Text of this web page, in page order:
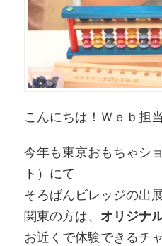
こんにちは！Ｗｅｂ担
今年も東京おもちゃシ
ト）にて
そろばんビレッジの出
関東の方は、 オリジナ
お近くで体験できるチ